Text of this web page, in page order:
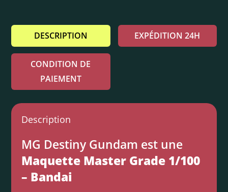
DESCRIPTION EXPÉDITION 24H
CONDITION DE
PAIEMENT
Description
MG Destiny Gundam est une
Maquette Master Grade 1/100
– Bandai